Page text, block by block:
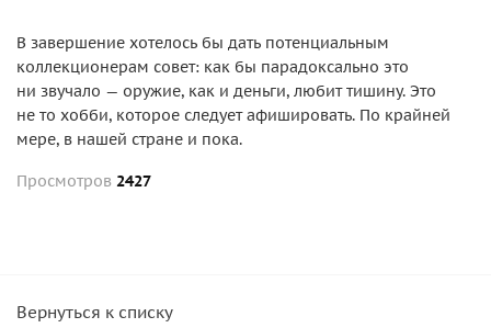
В завершение хотелось бы дать потенциальным
коллекционерам совет: как бы парадоксально это
ни звучало — оружие, как и деньги, любит тишину. Это
не то хобби, которое следует афишировать. По крайней
мере, в нашей стране и пока.
Просмотров 2427
Вернуться к списку